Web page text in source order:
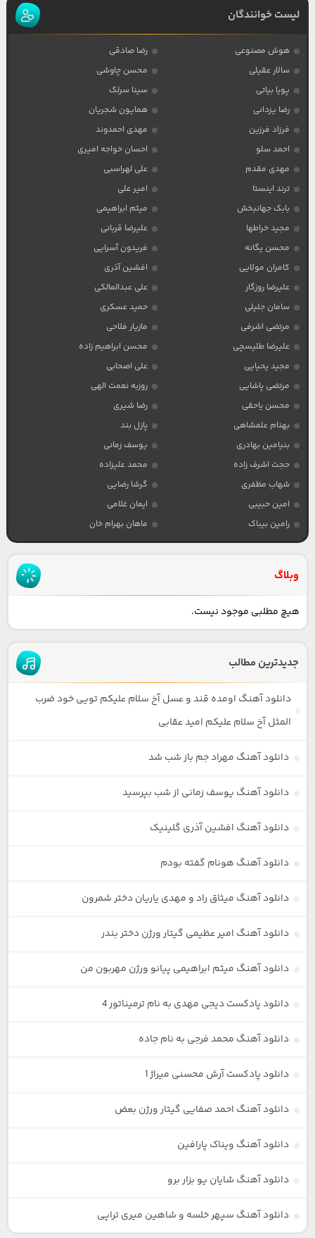
لیست خوانندگان
هوش مصنوعی
رضا صادقی
سالار عقیلی
محسن چاوشی
پویا بیاتی
سینا سرلک
رضا یزدانی
همایون شجریان
فرزاد فرزین
مهدی احمدوند
احمد سلو
احسان خواجه امیری
مهدی مقدم
علی لهراسبی
ترند اینستا
امیر علی
بابک جهانبخش
میثم ابراهیمی
مجید خراطها
علیرضا قربانی
محسن یگانه
فریدون آسرایی
کامران مولایی
افشین آذری
علیرضا روزگار
علی عبدالمالکی
سامان جلیلی
حمید عسکری
مرتضی اشرفی
مازیار فلاحی
علیرضا طلیسچی
محسن ابراهیم زاده
مجید یحیایی
علی اصحابی
مرتضی پاشایی
روزبه نعمت الهی
محسن یاحقی
رضا شیری
بهنام علمشاهی
پازل بند
بنیامین بهادری
یوسف زمانی
حجت اشرف زاده
محمد علیزاده
شهاب مظفری
گرشا رضایی
امین حبیبی
ایمان غلامی
رامین بیباک
ماهان بهرام خان
وبلاگ
هیچ مطلبی موجود نیست.
جدیدترین مطالب
دانلود آهنگ اومده قند و عسل آخ سلام علیکم تویی خود ضرب
المثل آخ سلام علیکم امید عقابی
دانلود آهنگ مهراد جم باز شب شد
دانلود آهنگ یوسف زمانی از شب بپرسید
دانلود آهنگ افشین آذری گلینیک
دانلود آهنگ هونام گفته بودم
دانلود آهنگ میثاق راد و مهدی یاریان دختر شمرون
دانلود آهنگ امیر عظیمی گیتار ورژن دختر بندر
دانلود آهنگ میثم ابراهیمی پیانو ورژن مهربون من
دانلود پادکست دیجی مهدی به نام ترمیناتور 4
دانلود آهنگ محمد فرجی به نام جاده
دانلود پادکست آرش محسنی میراژ 1
دانلود آهنگ احمد صفایی گیتار ورژن بعض
دانلود آهنگ ویناک پارافین
دانلود آهنگ شایان یو بزار برو
دانلود آهنگ سپهر خلسه و شاهین میری تراپی